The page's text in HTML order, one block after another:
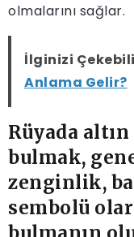
olmalarını sağlar.
İlginizi
Anlama Gelir?
Rüyada
bulmak,
zenginlik,
sembolü